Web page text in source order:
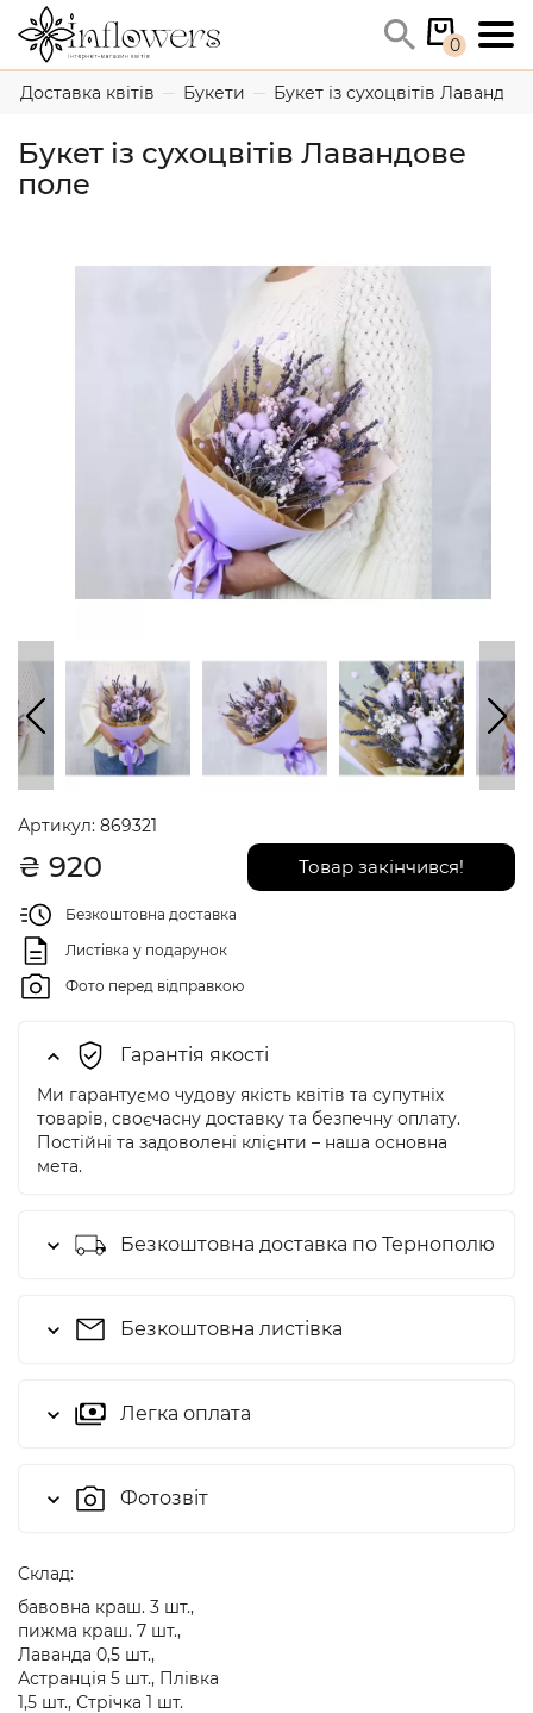
0
Доставка квітів Букети Букет із сухоцвітів
Букет із сухоцвітів Лавандове
поле
Артикул: 869321
₴ 920 Товар закінчився!
Безкоштовна доставка
Листівка у подарунок
Фото перед відправкою
Гарантія якості
Ми гарантуємо чудову якість квітів та супутніх
товарів, своєчасну доставку та безпечну оплату.
Постійні та задоволені клієнти – наша основна
мета.
Безкоштовна доставка по Тернополю
Безкоштовна листівка
Легка оплата
Фотозвіт
Cклад:
бавовна краш. 3 шт.,
пижма краш. 7 шт.,
Лаванда 0,5 шт.,
Астранція 5 шт., Плівка
1,5 шт., Стрічка 1 шт.